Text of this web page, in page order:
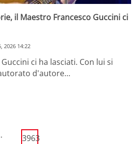
il Maestro Francesco Guccini ci
2026 14:22
ci ha lasciati. Con lui si
d'autore…
3963